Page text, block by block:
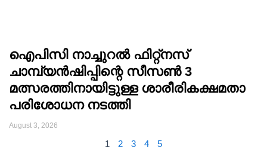
ഐപിസി നാച്ചുറൽ ഫിറ്റ്നസ്
ചാമ്പ്യൻഷിപ്പിന്റെ സീസൺ 3
മത്സരത്തിനായിട്ടുള്ള ശാരീരികക്ഷമതാ
പരിശോധന നടത്തി
August 3, 2026
1 2 3 4 5